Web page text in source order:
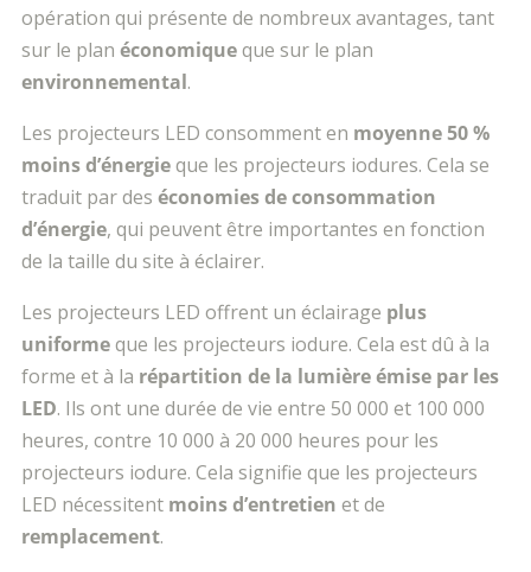
opération qui présente de nombreux avantages, tant
sur le plan économiqueque sur le plan
environnemental.
Les projecteurs LED consomment en moyenne 50 %
moins d’énergieque les projecteurs iodures. Cela se
traduit par des économies de consommation
d’énergie, qui peuvent être importantes en fonction
de la taille du site à éclairer.
Les projecteurs LED offrent un éclairage plus
uniformeque les projecteurs iodure. Cela est dû à la
forme et à la répartition de la lumière émise par les
LED. Ils ont une durée de vie entre 50 000 et 100 000
heures, contre 10 000 à 20 000 heures pour les
projecteurs iodure. Cela signifie que les projecteurs
LED nécessitent moins d’entretien et de
remplacement.